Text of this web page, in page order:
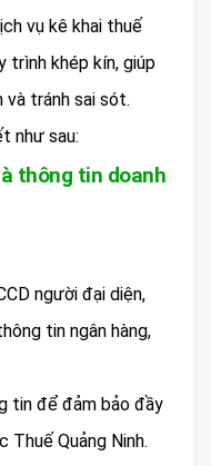
vụ kê khai thuế
trình khép kín, giúp
và tránh sai sót.
như sau:
thông tin doanh
người đại diện,
tin ngân hàng,
tin để đảm bảo đầy
Thuế Quảng Ninh.